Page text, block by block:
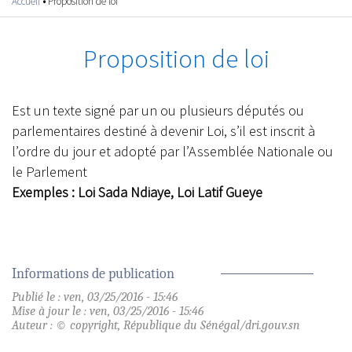
Vous êtes ici
Proposition de loi
Est un texte signé par un ou plusieurs députés ou
parlementaires destiné à devenir Loi, s’il est inscrit à
l’ordre du jour et adopté par l’Assemblée Nationale ou
le Parlement
Exemples : Loi Sada Ndiaye, Loi Latif Gueye
Informations de publication
Publié le : ven, 03/25/2016 - 15:46
Mise à jour le : ven, 03/25/2016 - 15:46
Auteur : © copyright, République du Sénégal/dri.gouv.sn